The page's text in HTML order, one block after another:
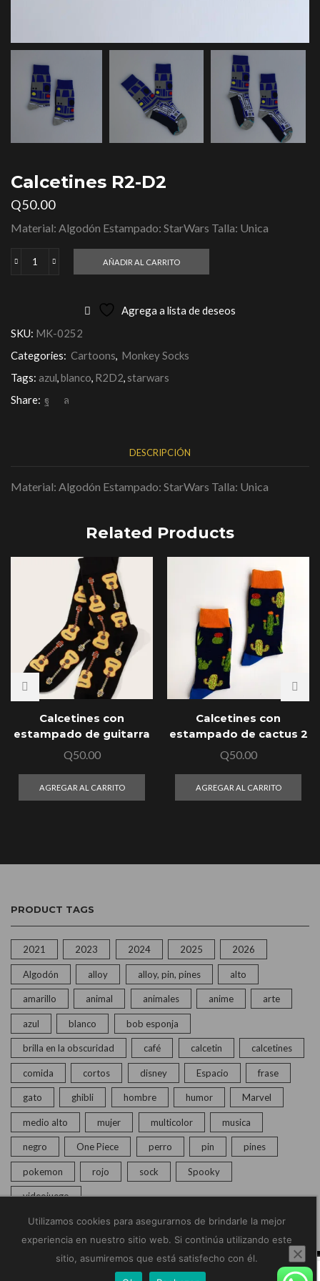
Calcetines R2-D2
Q50.00
Material: Algodón Estampado: StarWars Talla: Unica
Calcetines
AÑADIR AL CARRITO
Agrega a lista de deseos
SKU: MK-0252
Categories: Cartoons, Monkey Socks
Tags: azul,blanco, R2D2, starwars
Share:
DESCRIPCIÓN
Material: Algodón Estampado: StarWars Talla: Unica
Related Products
Calcetines con
estampado de guitarra
Q50.00
AGREGAR AL CARRITO
Calcetines con
estampado de cactus 2
Q50.00
AGREGAR AL CARRITO
PRODUCT TAGS
2021 2023 2024 2025 2026
Algodón alloy alloy, pin, pines alto
amarillo animal animales anime arte
azul blanco bob esponja
brilla en la obscuridad café calcetin calcetines
comida cortos disney Espacio frase
gato ghibli hombre humor Marvel
medio alto mujer multicolor musica
negro One Piece perro pin pines
pokemon rojo sock Spooky
videojuego
© Copyright 2020 – 2025 | Monkey Socks | Todos los
Utilizamos cookies para asegurarnos de brindarle la mejor
experiencia en nuestro sitio web. Si continúa utilizando este
sitio, asumiremos que está satisfecho con él.